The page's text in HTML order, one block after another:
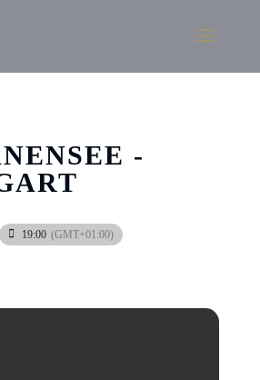
-
19:00 (GMT+01:00)